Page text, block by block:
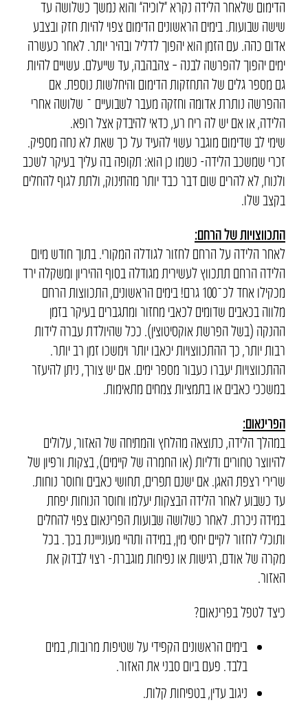
הדימום שלאחר הלידה נקרא “לוכיה” והוא נמשך כשלושה עד
שישה שבועות. בימים הראשונים הדימום צפוי להיות חזק ובצבע
אדום כהה. עם הזמן הוא יהפוך לדליל ובהיר יותר. לאחר כעשרה
ימים יהפוך להפרשה לבנה – צהבהבה, עד שייעלם. עשויים להיות
גם מספר גלים של התחזקות הדימום והיחלשות נוספת. אם
ההפרשה נותרת אדומה וחזקה מעבר לשבועיים ־ שלושה אחרי
הלידה, או אם יש לה ריח רע, כדאי להיבדק אצל רופא.
שימי לב שדימום מוגבר עשוי להעיד על כך שאת לא נחה מספיק.
זכרי שמשכב הלידה- כשמו כן הוא: תקופה בה עליך בעיקר לשכב
ולנוח, לא להרים שום דבר כבד יותר מהתינוק, ולתת לגוף להחלים
בקצב שלו.
התכווצויות של הרחם:
לאחר הלידה על הרחם לחזור לגודלה המקורי. בתוך חודש מיום
הלידה הרחם תתכווץ לעשירית מגודלה בסוף ההיריון ומשקלה ירד
מכקילו אחד לכ־100 גרם! בימים הראשונים, התכווצות הרחם
מלווה בכאבים שדומים לכאבי מחזור ומתגברים בעיקר בזמן
ההנקה (בשל הפרשת אוקסיטוצין). ככל שהיולדת עברה לידות
רבות יותר, כך ההתכווצויות יכאבו יותר וימשכו זמן רב יותר.
ההתכווצויות יעברו כעבור מספר ימים. אם יש צורך, ניתן להיעזר
במשככי כאבים או בתמציות צמחים מתאימות.
הפרינאום:
במהלך הלידה, כתוצאה מהלחץ והמתיחה של האזור, עלולים
להיווצר טחורים ודליות (או החמרה של קיימים), בצקות ורפיון של
שרירי רצפת האגן. אם ישנם תפרים, תחושי כאבים וחוסר נוחות.
עד כשבוע לאחר הלידה הבצקות יעלמו וחוסר הנוחות יפחת
במידה ניכרת. לאחר כשלושה שבועות הפרינאום צפוי להחלים
ותוכלי לחזור לקיים יחסי מין, במידה ותהיי מעונייינת בכך. בכל
מקרה של אודם, רגישות או נפיחות מוגברת- רצוי לבדוק את
האזור.
כיצד לטפל בפרינאום?
בימים הראשונים הקפידי על שטיפות מרובות, במים
בלבד. פעם ביום סבני את האזור.
ניגוב עדין, בטפיחות קלות.